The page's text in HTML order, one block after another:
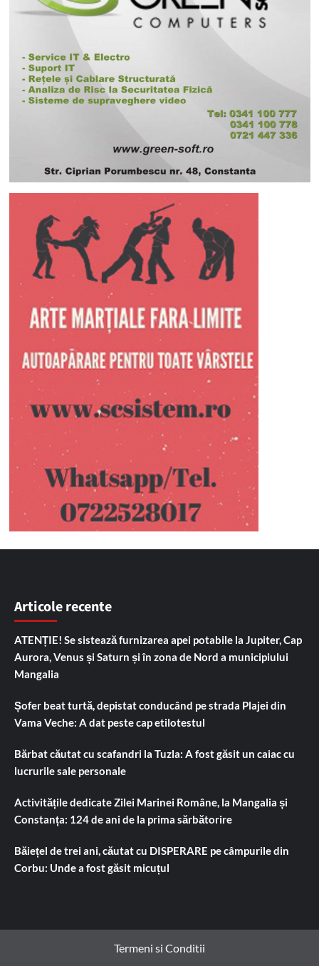
Articole recente
ATENȚIE! Se sistează furnizarea apei potabile la Jupiter, Cap
Aurora, Venus și Saturn și în zona de Nord a municipiului
Mangalia
Șofer beat turtă, depistat conducând pe strada Plajei din
Vama Veche: A dat peste cap etilotestul
Bărbat căutat cu scafandri la Tuzla: A fost găsit un caiac cu
lucrurile sale personale
Activitățile dedicate Zilei Marinei Române, la Mangalia și
Constanța: 124 de ani de la prima sărbătorire
Băiețel de trei ani, căutat cu DISPERARE pe câmpurile din
Corbu: Unde a fost găsit micuțul
Termeni si Conditii